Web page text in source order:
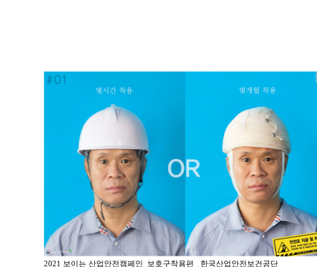
2021 보이는 산업안전캠페인_보호구착용편 _한국산업안전보건공단